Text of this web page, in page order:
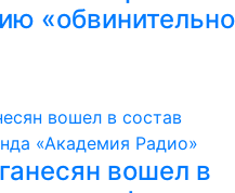
вошел в